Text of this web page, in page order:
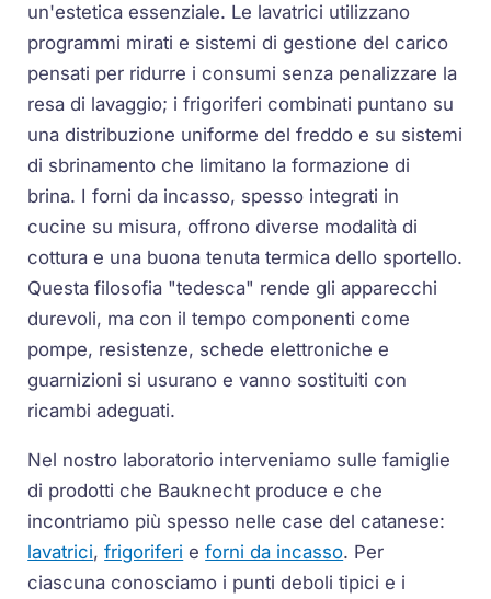
un'estetica essenziale. Le lavatrici utilizzano
programmi mirati e sistemi di gestione del carico
pensati per ridurre i consumi senza penalizzare la
resa di lavaggio; i frigoriferi combinati puntano su
una distribuzione uniforme del freddo e su sistemi
di sbrinamento che limitano la formazione di
brina. I forni da incasso, spesso integrati in
cucine su misura, offrono diverse modalità di
cottura e una buona tenuta termica dello sportello.
Questa filosofia "tedesca" rende gli apparecchi
durevoli, ma con il tempo componenti come
pompe, resistenze, schede elettroniche e
guarnizioni si usurano e vanno sostituiti con
ricambi adeguati.
Nel nostro laboratorio interveniamo sulle famiglie
di prodotti che Bauknecht produce e che
incontriamo più spesso nelle case del catanese:
lavatrici,frigoriferi eforni da incasso. Per
ciascuna conosciamo i punti deboli tipici e i